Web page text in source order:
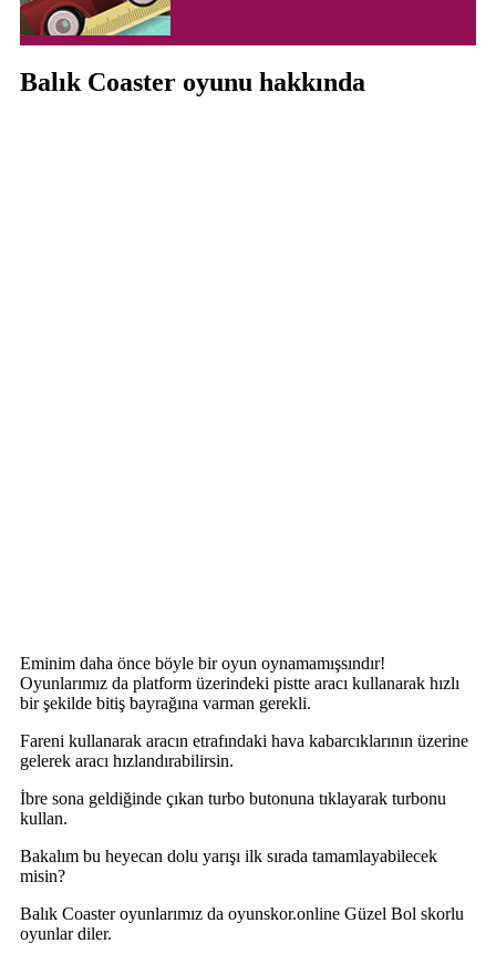
Balık Coaster oyunu hakkında
Eminim daha önce böyle bir oyun oynamamışsındır!
Oyunlarımız da platform üzerindeki pistte aracı kullanarak hızlı
bir şekilde bitiş bayrağına varman gerekli.
Fareni kullanarak aracın etrafındaki hava kabarcıklarının üzerine
gelerek aracı hızlandırabilirsin.
İbre sona geldiğinde çıkan turbo butonuna tıklayarak turbonu
kullan.
Bakalım bu heyecan dolu yarışı ilk sırada tamamlayabilecek
misin?
Balık Coaster oyunlarımız da oyunskor.online Güzel Bol skorlu
oyunlar diler.